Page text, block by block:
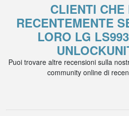
CLIENTI CHE
RECENTEMENTE
LORO LG
Puoi trovare altre recensioni sulla
community online di